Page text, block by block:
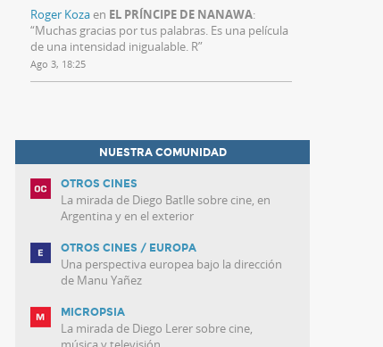
Roger Kozaen EL PRÍNCIPE DE NANAWA:
“Muchas gracias por tus palabras. Es una película
de una intensidad inigualable. R”
Ago 3, 18:25
NUESTRA COMUNIDAD
OTROS CINES
La mirada de Diego Batlle sobre cine, en
Argentina y en el exterior
OTROS CINES / EUROPA
Una perspectiva europea bajo la dirección
de Manu Yañez
MICROPSIA
La mirada de Diego Lerer sobre cine,